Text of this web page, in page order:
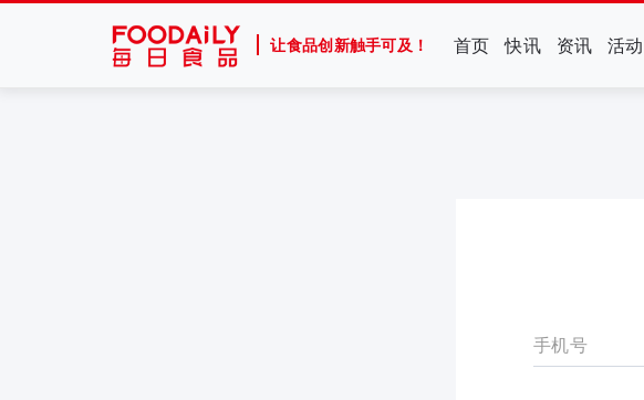
让食品创新触手可及！ 首页 快讯 资讯 活动
手机号